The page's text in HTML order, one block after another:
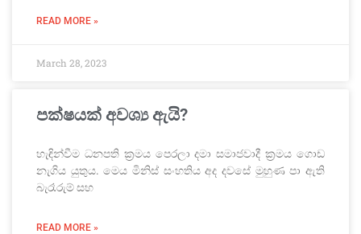
READ MORE »
March 28, 2023
පක්ෂයක් අවශ්‍ය ඇයි?
හැඳින්වීම ධනපති ක්‍රමය පෙරලා දමා සමාජවාදී ක්‍රමය ගොඩ
නැගිය යුතුය. මෙය මිනිස් සංහතිය අද දවසේ මුහුණ පා ඇති
බැරෑරුම් සහ
READ MORE »